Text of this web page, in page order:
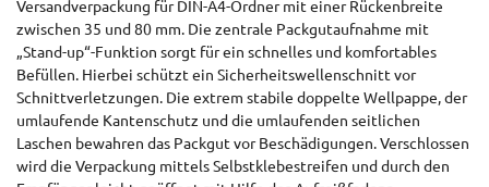
Versandverpackung für DIN-A4-Ordner mit einer Rückenbreite
zwischen 35 und 80 mm. Die zentrale Packgutaufnahme mit
„Stand-up“-Funktion sorgt für ein schnelles und komfortables
Befüllen. Hierbei schützt ein Sicherheitswellenschnitt vor
Schnittverletzungen. Die extrem stabile doppelte Wellpappe, der
umlaufende Kantenschutz und die umlaufenden seitlichen
Laschen bewahren das Packgut vor Beschädigungen. Verschlossen
wird die Verpackung mittels Selbstklebestreifen und durch den